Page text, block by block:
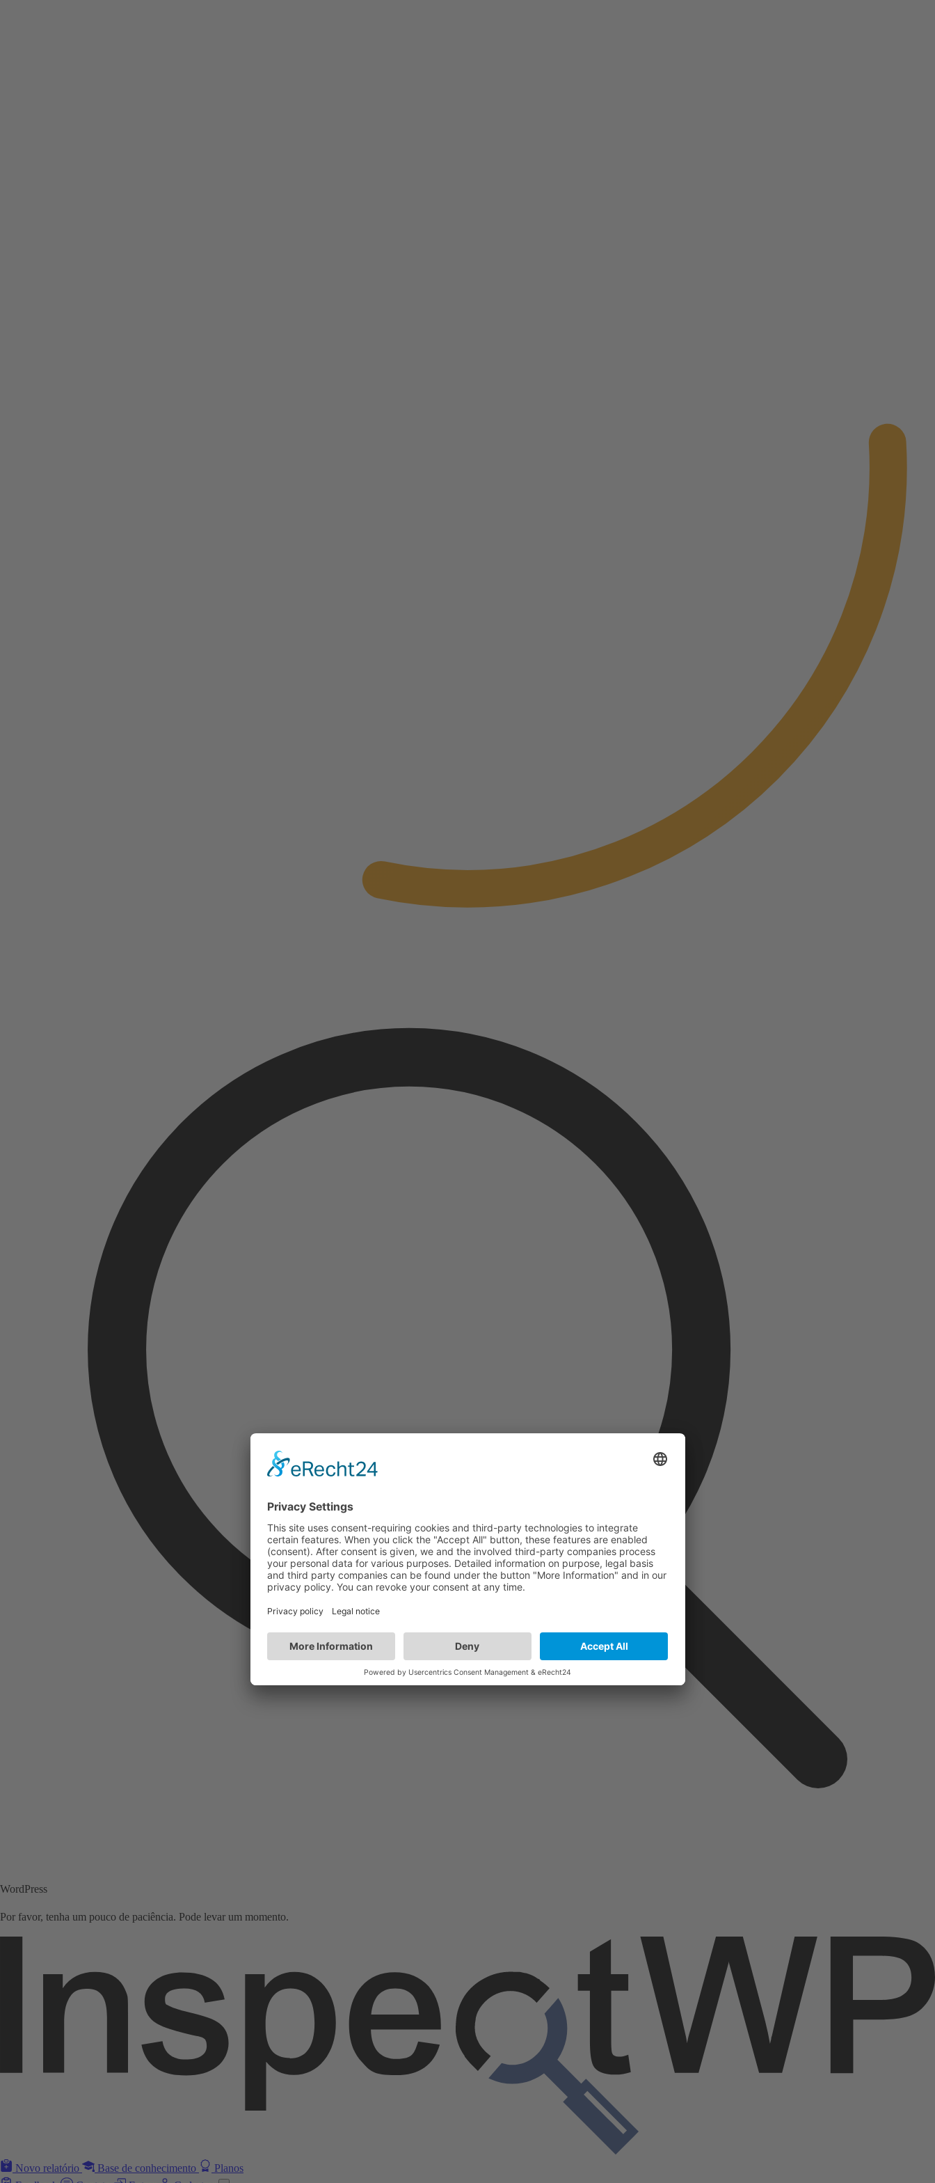
WordPress
Por favor, tenha um pouco de paciência. Pode levar um momento.
Novo relatório Base de conhecimento
Planos